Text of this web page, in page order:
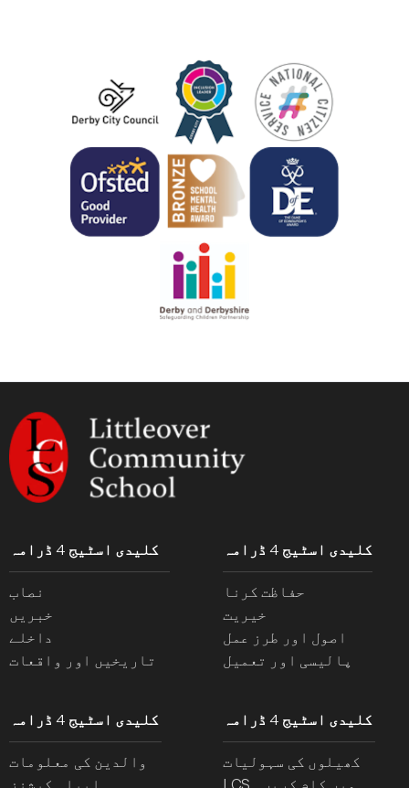
کلیدی اسٹیج 4 ڈرامہ
نصاب
خبریں
داخلے
تاریخیں اور واقعات
کلیدی اسٹیج 4 ڈرامہ
حفاظت کرنا
خیریت
اصول اور طرز عمل
پالیسی اور تعمیل
کلیدی اسٹیج 4 ڈرامہ
والدین کی معلومات
کلیدی اسٹیج 4 ڈرامہ
کھیلوں کی سہولیات